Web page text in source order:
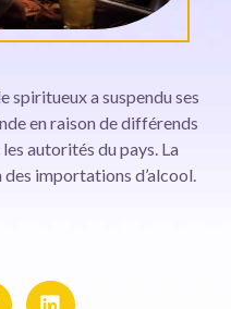
spiritueux a suspendu ses
en raison de différends
autorités du pays. La
importations d’alcool.